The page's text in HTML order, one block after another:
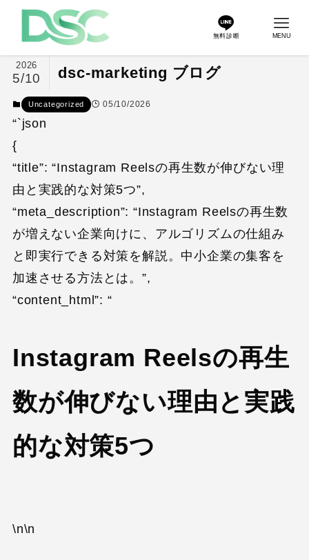
無料診断 MENU
dsc-marketing ブログ
2026
5/10
Uncategorized 05/10/2026
“`json
{
“title”: “Instagram Reelsの再生数が伸びない理
由と実践的な対策5つ”,
“meta_description”: “Instagram Reelsの再生数
が増えない企業向けに、アルゴリズムの仕組み
と即実行できる対策を解説。中小企業の集客を
加速させる方法とは。”,
“content_html”: “
Instagram Reelsの再生
数が伸びない理由と実践
的な対策5つ
\n\n